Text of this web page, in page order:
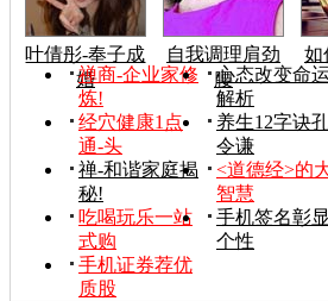
叶倩彤-奉子成
婚
自我调理肩劲
腰
如
禅商-企业家修
炼!
心态改变命运
解析
经穴健康1点
通-头
养生12字诀
令谦
禅-和谐家庭揭
秘!
<道德经>的
智慧
吃喝玩乐一站
式购
手机签名彰显
个性
手机证券荐优
质股